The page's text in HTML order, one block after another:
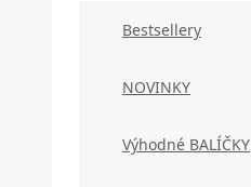
Bestsellery
NOVINKY
Výhodné BALÍČKY